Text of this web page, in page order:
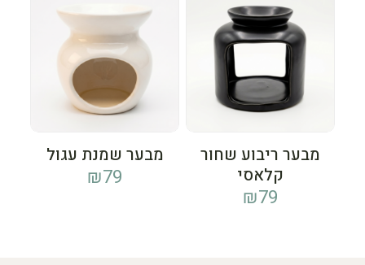
מבער ריבוע שחור
קלאסי
₪79
מבער שמנת עגול
₪79